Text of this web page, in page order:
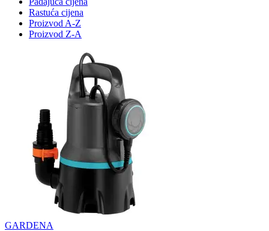
Rastuća cijena
Proizvod A-Z
Proizvod Z-A
GARDENA